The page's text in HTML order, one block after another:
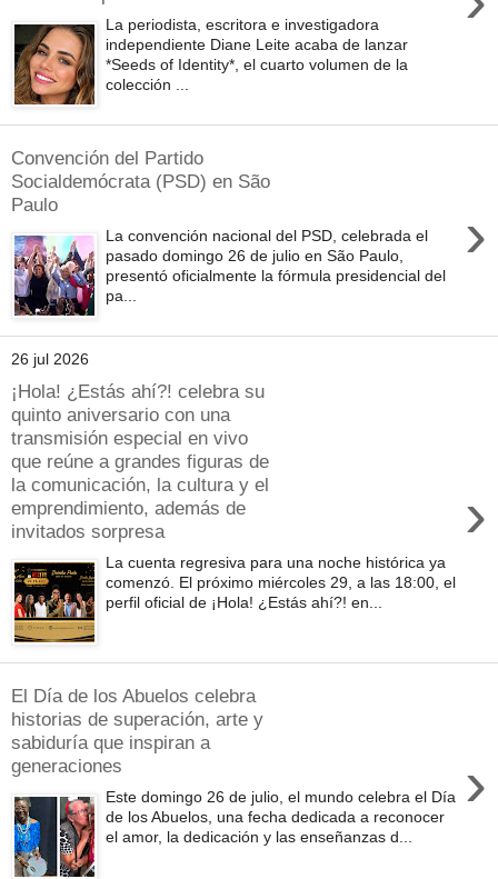
La periodista, escritora e investigadora
independiente Diane Leite acaba de lanzar
*Seeds of Identity*, el cuarto volumen de la
colección ...
Convención del Partido
Socialdemócrata (PSD) en São
Paulo
›
La convención nacional del PSD, celebrada el
pasado domingo 26 de julio en São Paulo,
presentó oficialmente la fórmula presidencial del
pa...
26 jul 2026
¡Hola! ¿Estás ahí?! celebra su
quinto aniversario con una
transmisión especial en vivo
que reúne a grandes figuras de
la comunicación, la cultura y el
emprendimiento, además de
invitados sorpresa
›
La cuenta regresiva para una noche histórica ya
comenzó. El próximo miércoles 29, a las 18:00, el
perfil oficial de ¡Hola! ¿Estás ahí?! en...
El Día de los Abuelos celebra
historias de superación, arte y
sabiduría que inspiran a
generaciones
›
Este domingo 26 de julio, el mundo celebra el Día
de los Abuelos, una fecha dedicada a reconocer
el amor, la dedicación y las enseñanzas d...